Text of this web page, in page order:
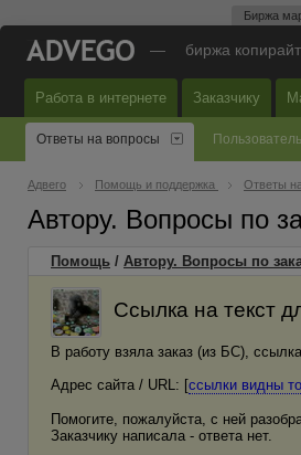
Биржа
— биржа
Работа в интернете Заказчику
Ответы на вопросы
Адвего Помощь и поддержка Ответы
Автору. Вопросы по
Помощь / Автору. Вопросы по
Ссылка на текст
В работу взяла заказ (из БС),
Адрес сайта / URL: [ссылки видны
Помогите, пожалуйста, с ней
Заказчику написала - ответа нет.